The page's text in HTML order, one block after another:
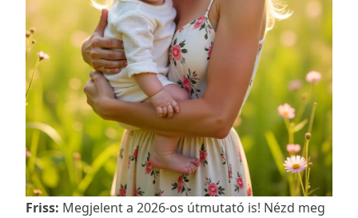
Friss: Megjelent a 2026-os útmutató is! Nézd meg